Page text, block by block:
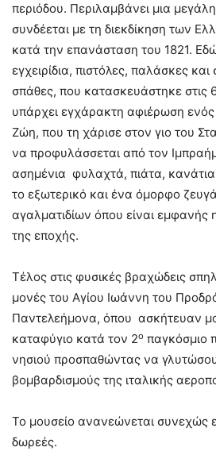
περιόδου. Περιλαμβάνει μια
συνδέεται με τη διεκδίκηση των
κατά την επανάσταση του 1821. Εδώ
εγχειρίδια, πιστόλες, παλάσκες
σπάθες, που κατασκευάστηκε στις
υπάρχει εγχάρακτη αφιέρωση
Ζώη, που τη χάρισε στον γιο του
να προφυλάσσεται από τον
ασημένια φυλαχτά, πιάτα,
το εξωτερικό και ένα όμορφο
αγαλματιδίων όπου είναι εμφανής
της εποχής.
Τέλος στις φυσικές βραχώδεις
μονές του Αγίου Ιωάννη του
Παντελεήμονα, όπου ασκήτευαν
καταφύγιο κατά τον 2ο παγκόσμιο
νησιού προσπαθώντας να
βομβαρδισμούς της ιταλικής
Το μουσείο ανανεώνεται συνεχώς
δωρεές.